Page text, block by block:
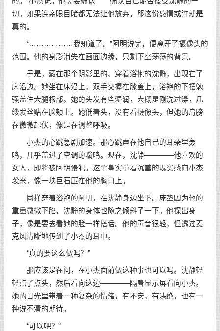
切。如果连亲眼目睹都无法让他放弃，那这份感情或许就是
真的。
“………………我知道了。”阿明说完，便离开了摄像头的
范围。他的身影消失在画面边缘，只剩下空荡荡的背景。
于是，藏在那个阴影里的、穿着浴袍的沈静，出现在了
床沿边。她坐在床沿上，双手交握在膝盖上，浴袍的下摆勉
强盖住大腿根部。她的头发有些湿润，大概是刚洗过澡，几
缕发丝贴在脸颊上。她低着头，没有看摄像头，但她的肩膀
在微微起伏，像是在调整呼吸。
小杰的心跳急剧加速。那心跳声在他自己的耳朵里轰
鸣，几乎盖过了空调的嗡鸣。现在，沈静————他喜欢的
女人，即将被阿明侵犯。这个事实带着沉重的现实感向小杰
袭来，像一块巨石压在他的胸口上。
同样穿着浴袍的阿明，在沈静身边坐下。床垫因为他的
重量微微下陷，沈静的身体也随之倾斜了一下。他探出身
子，像是要去看她的脸一样搭话。他的声音很轻，但透过麦
克风清晰地传到了小杰的耳中。
“真的要这么做吗？”
那应该是在问，在小杰面前做这种事也可以吗。沈静轻
轻点了点头，然后看向这边————隔着显示屏看向小杰。
她的目光里带着一种复杂的情绪，有不安，有决绝，也有一
种说不清的期待。
“可以吧？”